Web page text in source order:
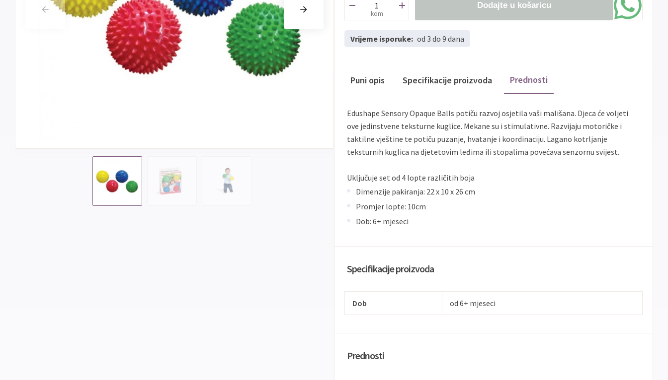
kom
Dodajte u košaricu
Vrijeme isporuke: od 3 do 9 dana
Puni opis Specifikacije proizvoda Prednosti
Edushape Sensory Opaque Balls potiču razvoj osjetila vaši mališana. Djeca će voljeti
ove jedinstvene teksturne kuglice. Mekane su i stimulativne. Razvijaju motoričke i
taktilne vještine te potiču puzanje, hvatanje i koordinaciju. Lagano kotrljanje
teksturnih kuglica na djetetovim leđima ili stopalima povećava senzornu svijest.
Uključuje set od 4 lopte različitih boja
Dimenzije pakiranja: 22 x 10 x 26 cm
Promjer lopte: 10cm
Dob: 6+ mjeseci
Specifikacije proizvoda
Dob od 6+ mjeseci
Prednosti